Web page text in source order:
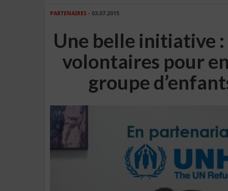
PARTENAIRES - 03.07.2015
Une belle initiative :
volontaires pour
groupe